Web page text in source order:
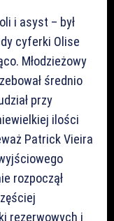
i asyst – był
cyferki Olise
Młodzieżowy
średnio
przy
ilości
Patrick Vieira
rozpoczął
rezerwowych i